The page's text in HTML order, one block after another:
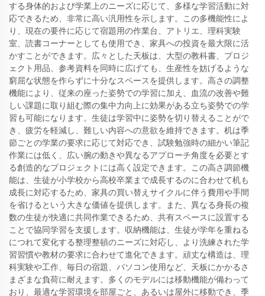
する身体的および学業上のニーズに応じて、多様な学習活動に対
応できるため、非常に高い汎用性を示します。この多機能性によ
り、現在の要件に応じて宿題用の作業台、アトリエ、理科実験
室、読書コーナーとしても使用でき、家具への投資を最大限に活
かすことができます。広々とした天板は、大型の教科書、プロジ
ェクト用品、参考資料を同時に広げても、生産性を妨げるような
窮屈な状態を作らずに十分なスペースを提供します。高さの調整
機能により、従来の座った姿勢での学習に加え、血流の改善や難
しい課題に取り組む際の集中力向上に効果がある立ち姿勢での学
習も可能になります。生徒は学習中に姿勢を切り替えることがで
き、疲労を軽減し、難しい内容への意欲を維持できます。机は季
節ごとの学業の要求に応じて対応でき、試験勉強時の細かい筆記
作業には低く、広い腕の動きや異なるアプローチ角度を必要とす
る創造的なプロジェクトには高く設定できます。この高さ調節機
能は、生徒が小学校から高校卒業まで成長するのに合わせて机も
成長に対応するため、家具の買い替えサイクルに伴う費用や手間
を省けるという大きな価値を提供します。また、異なる身長の複
数の生徒が快適に共同作業できるため、共有スペースに設置する
ことで協同学習を支援します。収納機能は、生徒が学年を重ねる
につれて変化する整理整頓のニーズに対応し、より洗練された学
習習慣や教材の要求に合わせて進化できます。頑丈な構造は、理
科実験や工作、毎日の宿題、パソコン使用など、天板にかかるさ
まざまな負荷に耐えます。多くのモデルには移動機能が備わって
おり、最適な学習環境を部屋ごと、あるいは屋外に移動でき、季